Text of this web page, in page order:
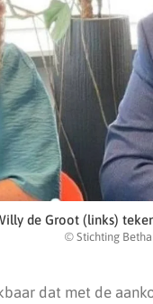
de Groot (links)
© Stichting
dat met de